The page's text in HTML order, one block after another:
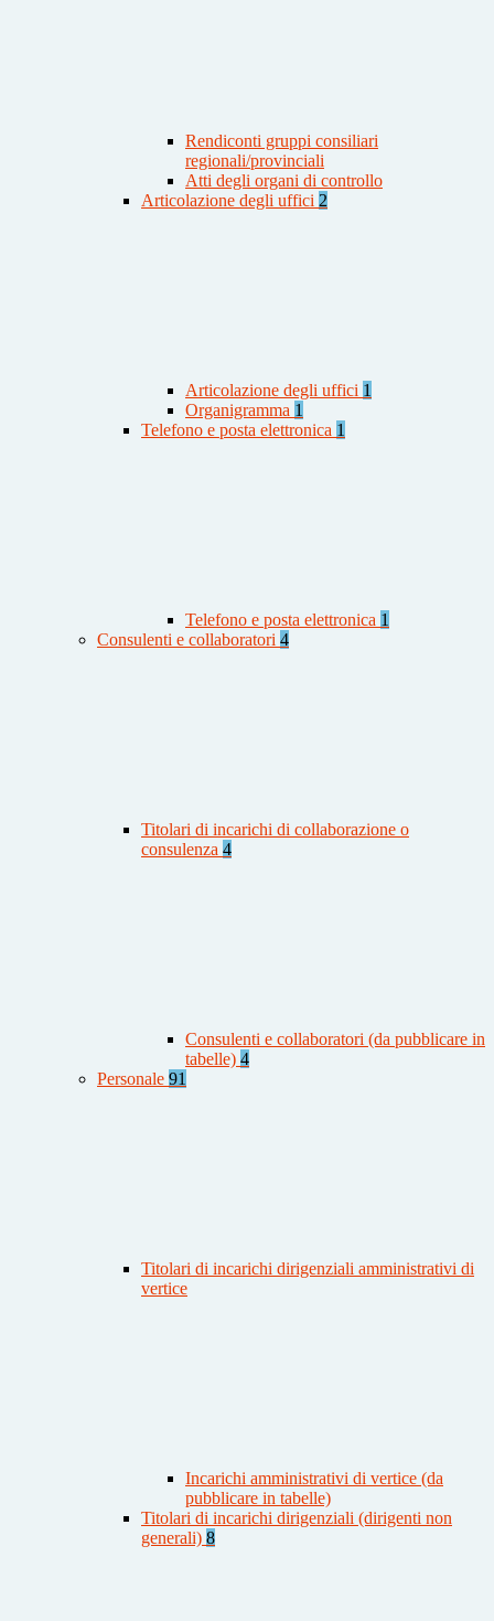
Rendiconti gruppi consiliari
regionali/provinciali
Atti degli organi di controllo
Articolazione degli uffici 2
Articolazione degli uffici 1
Organigramma 1
Telefono e posta elettronica 1
Telefono e posta elettronica 1
Consulenti e collaboratori 4
Titolari di incarichi di collaborazione o
consulenza 4
Consulenti e collaboratori (da pubblicare in
tabelle) 4
Personale 91
Titolari di incarichi dirigenziali amministrativi di
vertice
Incarichi amministrativi di vertice (da
pubblicare in tabelle)
Titolari di incarichi dirigenziali (dirigenti non
generali) 8